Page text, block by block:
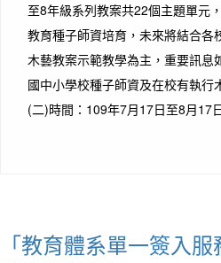
至8年級系列教案共22個主題單元
教育種子師資培育，未來將結合
木藝教案示範教學為主，重要訊
國中小學校種子師資及在校有執
(二)時間：109年7月17日至8月17
「教育體系單一簽入